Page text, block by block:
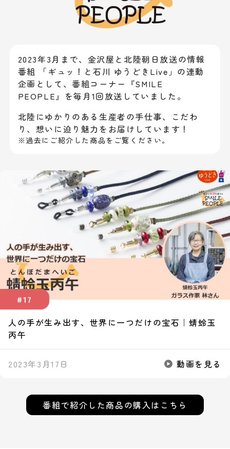
2023年3月まで、金沢屋と北陸朝日放送の情報
番組 「ギュッ！と石川 ゆうどきLive」の連動
企画として、番組コーナー『SMILE
PEOPLE』を毎月1回放送していました。
北陸にゆかりのある生産者の手仕事、こだわ
り、想いに迫り魅力をお届けしています！
※過去にご紹介した商品をご覧ください。
#17
人の手が生み出す、世界に一つだけの宝石｜蜻蛉玉
丙午
2023年3月17日 動画を見る
番組で紹介した商品の購入はこちら